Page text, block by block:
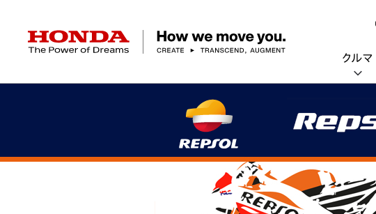
HONDA The Power of Dreams
クルマ
コンパクトカー 販売店検
展示・試
バイクレンタル
アクセサリー
ライディングギア
パーツカタ
HondaGO
パワープロダクツ一覧
無償修理情報
取扱説明書
取扱店検
販売・修理店検索
取扱説明書
水上のカー
「電動推進機
航空エンジン
バイク
HondaGO BIKE
RENTAL